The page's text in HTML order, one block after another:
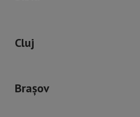
Cluj
Brașov